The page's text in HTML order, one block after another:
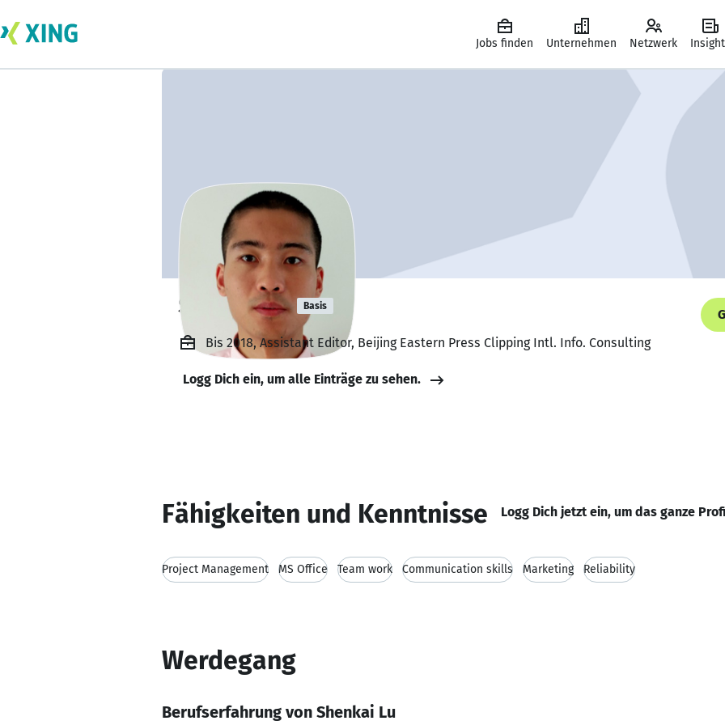
Jobs finden Unternehmen Netzwerk
Shenkai Lu Basis
Bis 2018, Assistant Editor, Beijing Eastern Press Clipping Intl. Info. Consulting
Logg Dich ein, um alle Einträge zu sehen.
Fähigkeiten und Kenntnisse Logg Dich jetzt ein, um das ganze
Project Management MS Office Team work Communication skills Marketing Reliability
Werdegang
Berufserfahrung von Shenkai Lu